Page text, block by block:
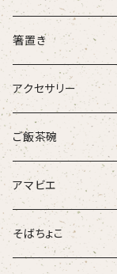
箸置き
アクセサリー
ループタイ
ブローチ
ご飯茶碗
アマビエ
そばちょこ